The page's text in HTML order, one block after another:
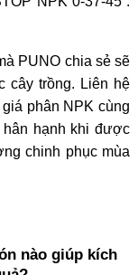
PUNO chia sẻ sẽ
cây trồng. Liên hệ
phân NPK cùng
hân hạnh khi được
chinh phục mùa
nào giúp kích